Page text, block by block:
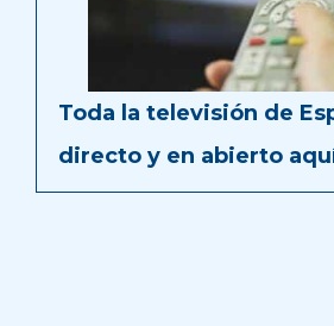
Toda la televisión de
directo y en abierto